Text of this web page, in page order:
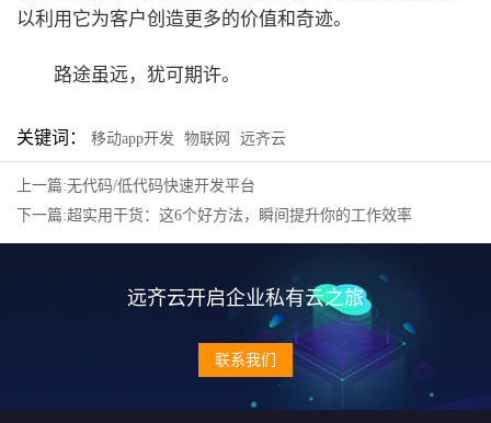
以利用它为客户创造更多的价值和奇迹。
路途虽远，犹可期许。
关键词： 移动app开发 物联网 远齐云
上一篇:无代码/低代码快速开发平台
下一篇:超实用干货：这6个好方法，瞬间提升你的工作效率
远齐云开启企业私有云之旅
联系我们